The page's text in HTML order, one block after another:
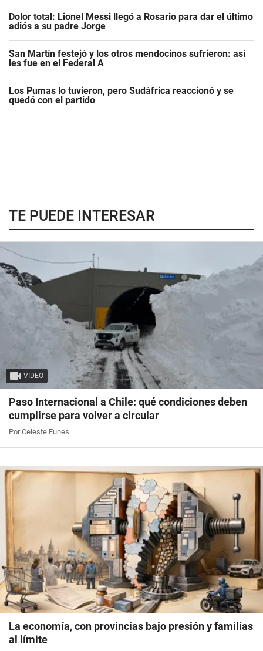
Dolor total: Lionel Messi llegó a Rosario para dar el último
adiós a su padre Jorge
San Martín festejó y los otros mendocinos sufrieron: así
les fue en el Federal A
Los Pumas lo tuvieron, pero Sudáfrica reaccionó y se
quedó con el partido
TE PUEDE INTERESAR
VIDEO
Paso Internacional a Chile: qué condiciones deben
cumplirse para volver a circular
Por Celeste Funes
La economía, con provincias bajo presión y familias
al límite